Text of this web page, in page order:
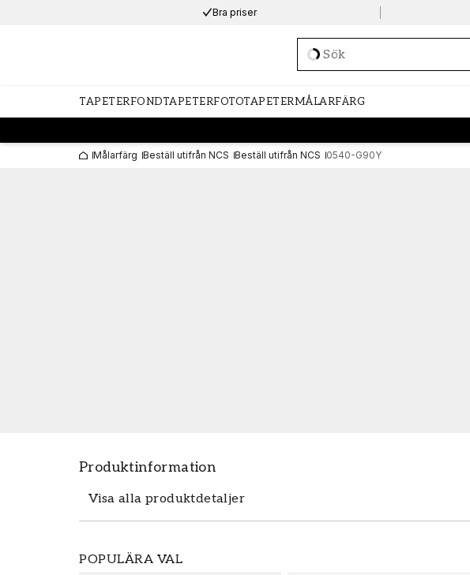
Bra priser
Loading…
TAPETERFONDTAPETERFOTOTAPETERMÅLARFÄRG
Målarfärg Beställ utifrån NCS Beställ utifrån NCS 0540-G90Y
Produktinformation
Visa alla produktdetaljer
POPULÄRA VAL